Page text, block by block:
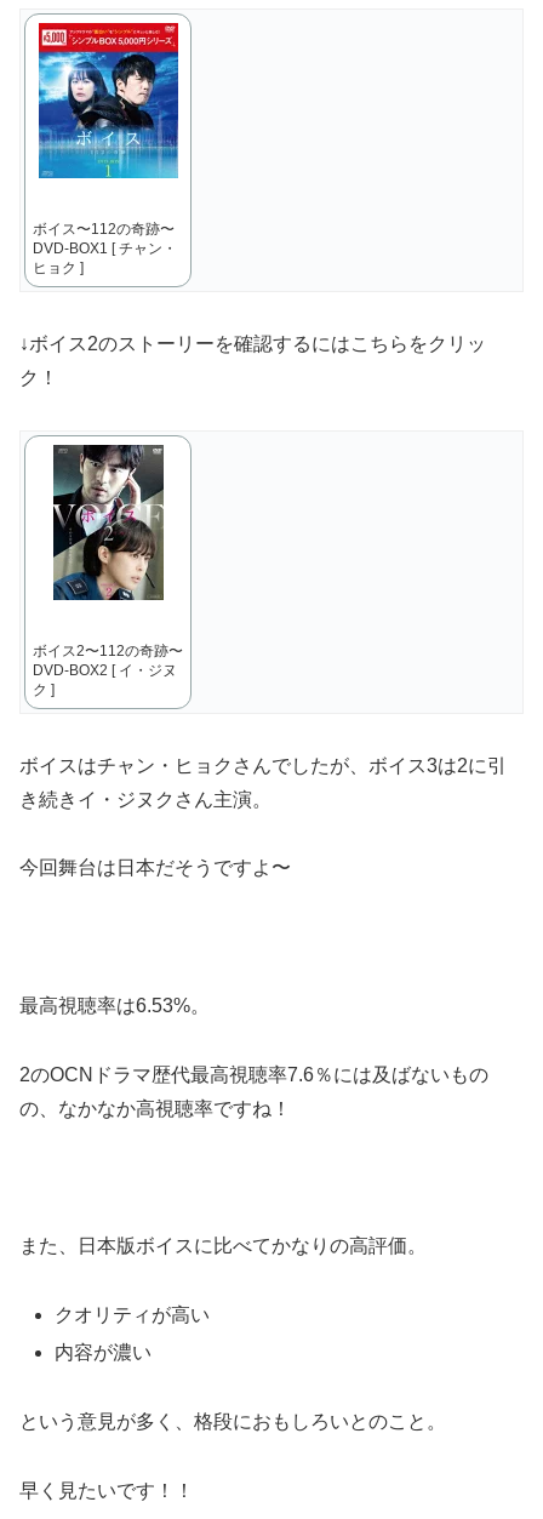
ボイス〜112の奇跡〜
DVD-BOX1 [ チャン・
ヒョク ]
↓ボイス2のストーリーを確認するにはこちらをクリッ
ク！
ボイス2〜112の奇跡〜
DVD-BOX2 [ イ・ジヌ
ク ]
ボイスはチャン・ヒョクさんでしたが、ボイス3は2に引
き続きイ・ジヌクさん主演。
今回舞台は日本だそうですよ〜
最高視聴率は6.53%。
2のOCNドラマ歴代最高視聴率7.6％には及ばないもの
の、なかなか高視聴率ですね！
また、日本版ボイスに比べてかなりの高評価。
クオリティが高い
内容が濃い
という意見が多く、格段におもしろいとのこと。
早く見たいです！！